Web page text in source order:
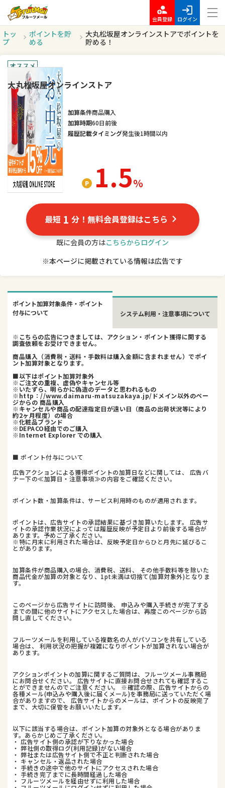
会員登録 ログイン
トッ
プ
ポイントを貯
める
大丸松坂屋オンラインストアでポイントを
貯める！
オススメ
大丸松坂屋オンラインストア
1.5％
加算条件商品購入
加算時期60日前後
履歴記載タイミング発生後1時間以内
最短 1 分！無料会員登録はこちら
既に会員の方はこちらからログイン
※本ページに掲載されている情報は広告です
ポイント加算対象条件・ポイント
付与について
システム利用・注意事項について
※こちらの広告につきましては、アクション・ポイント獲得に関する
調査依頼をお受けできません。
商品購入（消費税・送料・手数料は購入金額に含まれません）でポイ
ント加算対象となります。
■以下はポイント加算対象外
※ご注文の重複、虚偽やキャンセル等
※いたずら、明らかに偽造のデータと思われるもの
※http：//www.daimaru-matsuzakaya.jp/ドメイン以外のペー
ジからの 商品購入
※キャンセルや商品の配達指定日が遠い日（商品の出荷状況等により
約2ヶ月程度）の場合
※化粧品ブランド
※DEPACO経由でのご購入
※Internet Explorer での購入
■ ポイント付与について
広告アクションによる獲得ポイントの加算日などに関しては、 広告バ
ナー下の≪加算日・注意事項≫の内容をご確認ください。
ポイント数・加算条件は、サービス利用時のものが適用されます。
ポイントは、広告サイトの承認結果に基づき加算いたします。 広告サ
イトの承認作業状況によっては履歴反映が予定日より前後する場合が
あります。予めご了承ください。
※特に月末に利用された場合は、反映予定日からひと月先に延びるこ
とがあります。
加算条件が商品購入の場合、消費税、送料、 その他手数料等を除いた
商品代金が加算の対象となり、1pt未満は切捨て(加算対象外)となりま
す。
このページから広告サイトに訪問後、 申込みや購入手続きが完了する
までの間に他のサイトにアクセスした場合は、再度このページから訪
問し直してください。
フルーツメールを利用している複数名の人がパソコンを共有している
場合は、 利用状況の把握が複雑になりポイントが加算されない場合が
あります。
アクションポイントの加算に関するご質問は、フルーツメール事務局
にお問合せください。 広告サイトに直接お問合せされても確認するこ
とができませんのでご注意ください。 ※確認の際、広告サイトからの
各種メール(申込みや購入後に届くメール)を事務局に送っていただく場
合がありますので、 広告サイトからのメールは、ポイントの反映完了
まで、大切に保管をお願いいたします。
以下に該当する場合は、ポイント加算の対象外となる場合がありま
す。あらかじめご了承ください。
・ 広告サイト側の承認が下りなかった場合
・ 弊社側の取得ログ(利用記録)がない場合
・ 弊社または広告サイト側で不正と判断された場合
・ キャンセル・返品された場合
・ 手続きの途中で他のサイトにアクセスされた場合
・ 手続き完了までに長時間経過した場合
・ フルーツメールを経由せずに利用した場合